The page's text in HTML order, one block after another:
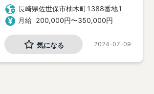
営・増員
長崎県佐世保市柚木町1388番地1
月給 200,000円〜350,000円
気になる 2024-07-09